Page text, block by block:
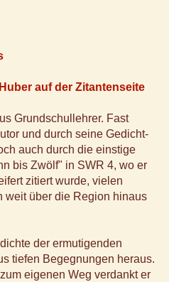
auf der Zitantenseite
Grundschullehrer. Fast
und durch seine Gedicht-
auch durch die einstige
bis Zwölf" in SWR 4, wo er
zitiert wurde, vielen
weit über die Region hinaus
der ermutigenden
tiefen Begegnungen heraus.
eigenen Weg verdankt er